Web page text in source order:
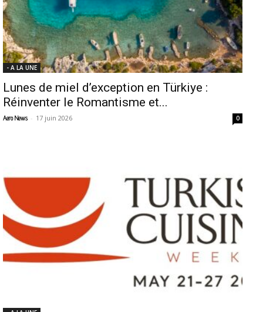
- A LA UNE
Lunes de miel d’exception en Türkiye :
Réinventer le Romantisme et...
Aero News - 17 juin 2026 0